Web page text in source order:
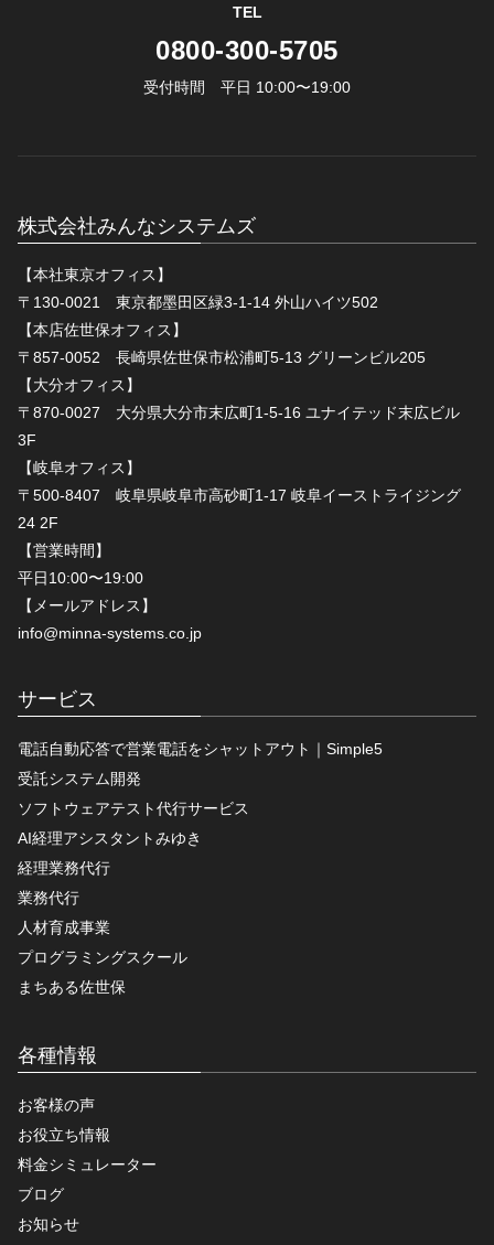
TEL
0800-300-5705
受付時間 平日 10:00〜19:00
株式会社みんなシステムズ
【本社東京オフィス】
〒130-0021 東京都墨田区緑3-1-14 外山ハイツ502
【本店佐世保オフィス】
〒857-0052 長崎県佐世保市松浦町5-13 グリーンビル205
【大分オフィス】
〒870-0027 大分県大分市末広町1-5-16 ユナイテッド末広ビル
3F
【岐阜オフィス】
〒500-8407 岐阜県岐阜市高砂町1-17 岐阜イーストライジング
24 2F
【営業時間】
平日10:00〜19:00
【メールアドレス】
info@minna-systems.co.jp
サービス
電話自動応答で営業電話をシャットアウト｜Simple5
受託システム開発
ソフトウェアテスト代行サービス
AI経理アシスタントみゆき
経理業務代行
業務代行
人材育成事業
プログラミングスクール
まちある佐世保
各種情報
お客様の声
お役立ち情報
料金シミュレーター
ブログ
お知らせ